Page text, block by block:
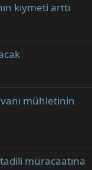
kıymeti arttı
mühletinin
müracaatına